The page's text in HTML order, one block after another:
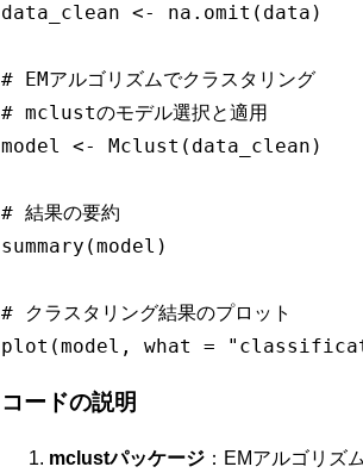
data_clean <- na.omit(data)
# EMアルゴリズムでクラスタリング
# mclustのモデル選択と適用
model <- Mclust(data_clean)
# 結果の要約
summary(model)
# クラスタリング結果のプロット
コードの説明
mclustパッケージ ：EMアルゴリズ